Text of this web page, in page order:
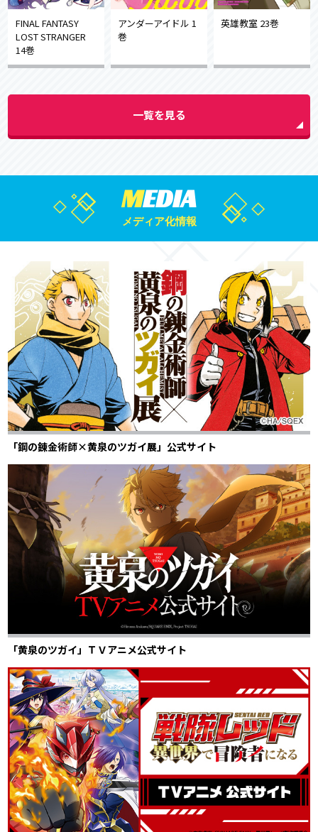
FINAL FANTASY
LOST STRANGER
14巻
アンダーアイドル 1
巻
英雄教室 23巻
一覧を見る
MEDIA
メディア化情報
「鋼の錬金術師×黄泉のツガイ展」公式サイト
「黄泉のツガイ」ＴＶアニメ公式サイト